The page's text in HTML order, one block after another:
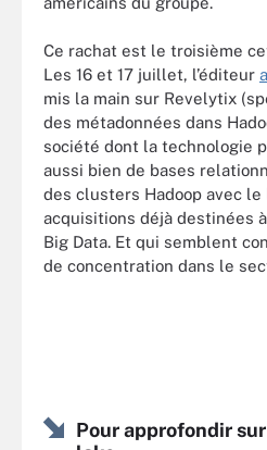
Ce rachat est le troisième
Les 16 et 17 juillet, l’éditeur
mis la main sur Revelytix
des métadonnées dans
société dont la technologie
aussi bien de bases
des clusters Hadoop avec le
acquisitions déjà destinées
Big Data. Et qui semblent
de concentration dans le
Pour approfondir